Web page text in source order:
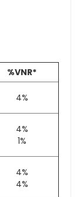
%VNR*
4%
4%
1%
4%
4%